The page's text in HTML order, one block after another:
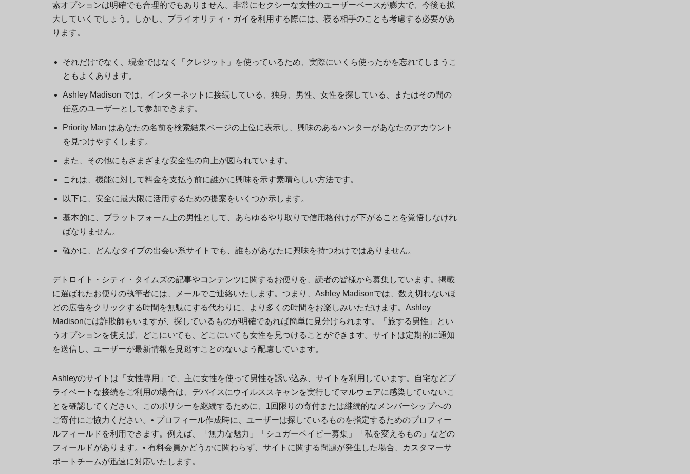
索オプションは明確でも合理的でもありません。非常にセクシーな女性のユーザーベースが膨大で、今後も拡
大していくでしょう。しかし、プライオリティ・ガイを利用する際には、寝る相手のことも考慮する必要があ
ります。
それだけでなく、現金ではなく「クレジット」を使っているため、実際にいくら使ったかを忘れてしまうこ
ともよくあります。
Ashley Madison では、インターネットに接続している、独身、男性、女性を探している、またはその間の
任意のユーザーとして参加できます。
Priority Man はあなたの名前を検索結果ページの上位に表示し、興味のあるハンターがあなたのアカウント
を見つけやすくします。
また、その他にもさまざまな安全性の向上が図られています。
これは、機能に対して料金を支払う前に誰かに興味を示す素晴らしい方法です。
以下に、安全に最大限に活用するための提案をいくつか示します。
基本的に、プラットフォーム上の男性として、あらゆるやり取りで信用格付けが下がることを覚悟しなけれ
ばなりません。
確かに、どんなタイプの出会い系サイトでも、誰もがあなたに興味を持つわけではありません。
デトロイト・シティ・タイムズの記事やコンテンツに関するお便りを、読者の皆様から募集しています。掲載
に選ばれたお便りの執筆者には、メールでご連絡いたします。つまり、Ashley Madisonでは、数え切れないほ
どの広告をクリックする時間を無駄にする代わりに、より多くの時間をお楽しみいただけます。Ashley
Madisonには詐欺師もいますが、探しているものが明確であれば簡単に見分けられます。「旅する男性」とい
うオプションを使えば、どこにいても、どこにいても女性を見つけることができます。サイトは定期的に通知
を送信し、ユーザーが最新情報を見逃すことのないよう配慮しています。
Ashleyのサイトは「女性専用」で、主に女性を使って男性を誘い込み、サイトを利用しています。自宅などプ
ライベートな接続をご利用の場合は、デバイスにウイルススキャンを実行してマルウェアに感染していないこ
とを確認してください。このポリシーを継続するために、1回限りの寄付または継続的なメンバーシップへの
ご寄付にご協力ください。• プロフィール作成時に、ユーザーは探しているものを指定するためのプロフィー
ルフィールドを利用できます。例えば、「無力な魅力」「シュガーベイビー募集」「私を変えるもの」などの
フィールドがあります。• 有料会員かどうかに関わらず、サイトに関する問題が発生した場合、カスタマーサ
ポートチームが迅速に対応いたします。